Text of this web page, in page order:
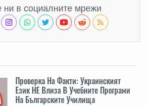
ни в социалните мрежи
Проверка На Факти: Украинският
Език НЕ Влиза В Учебните Програми
На Българските Училища